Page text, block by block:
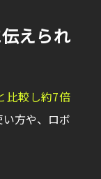
えられ
比較し約7倍
方や、ロボ